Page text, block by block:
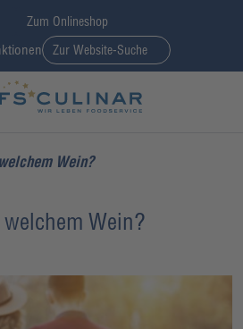
Zum Onlineshop
Zur Website-Suche
Wein?
Wein?